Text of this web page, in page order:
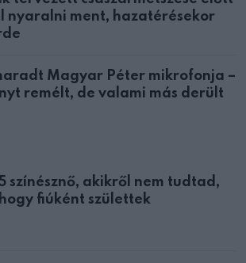
nyaralni ment, hazatérésekor
Magyar Péter mikrofonja –
remélt, de valami más derült
színésznő, akikről nem tudtad,
hogy fiúként születtek